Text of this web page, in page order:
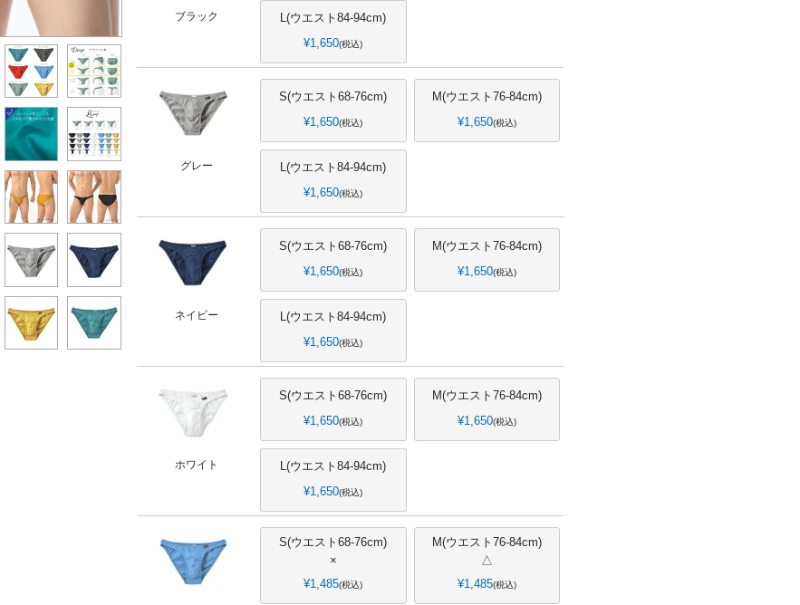
ブラック
L(ウエスト84-94cm)
¥1,650 税込
グレー
S(ウエスト68-76cm)
¥1,650 税込
M(ウエスト76-84cm)
¥1,650 税込
L(ウエスト84-94cm)
¥1,650 税込
ネイビー
S(ウエスト68-76cm)
¥1,650 税込
M(ウエスト76-84cm)
¥1,650 税込
L(ウエスト84-94cm)
¥1,650 税込
ホワイト
S(ウエスト68-76cm)
¥1,650 税込
M(ウエスト76-84cm)
¥1,650 税込
L(ウエスト84-94cm)
¥1,650 税込
S(ウエスト68-76cm)
×
¥1,485 税込
M(ウエスト76-84cm)
△
¥1,485 税込